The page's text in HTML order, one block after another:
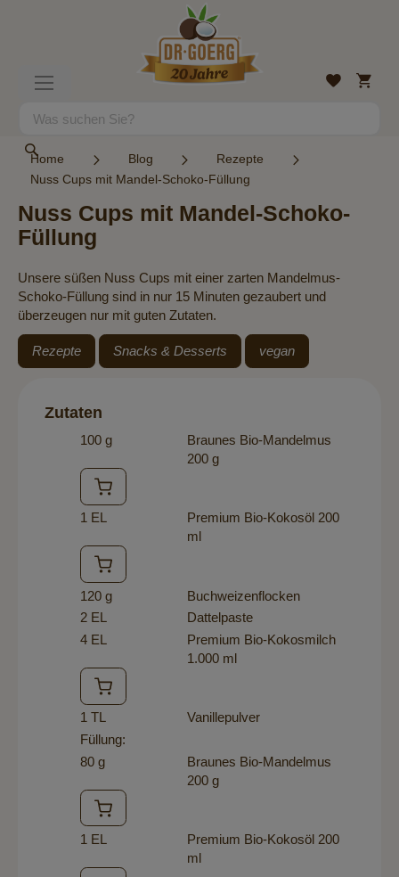
Suche
Wunschliste
Mein
Home Blog
Rezepte
Nuss Cups mit Mandel-Schoko-Füllung
Nuss Cups mit Mandel-Schoko-
Füllung
Unsere süßen Nuss Cups mit einer zarten Mandelmus-
Schoko-Füllung sind in nur 15 Minuten gezaubert und
überzeugen nur mit guten Zutaten.
Rezepte Snacks & Desserts vegan
Zutaten
100 g
Braunes Bio-Mandelmus
200 g
1 EL
Premium Bio-Kokosöl 200
ml
120 g
Buchweizenflocken
2 EL
Dattelpaste
4 EL
Premium Bio-Kokosmilch
1.000 ml
1 TL
Vanillepulver
Füllung:
80 g
Braunes Bio-Mandelmus
200 g
1 EL
Premium Bio-Kokosöl 200
ml